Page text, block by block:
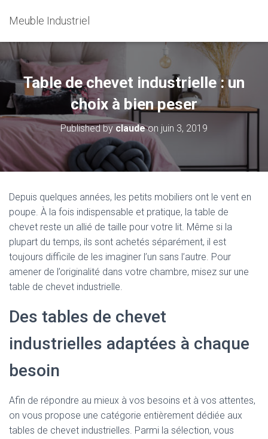
Meuble Industriel
Table de chevet industrielle : un
choix à bien peser
Published by claudeon juin 3, 2019
Depuis quelques années, les petits mobiliers ont le vent en
poupe. À la fois indispensable et pratique, la table de
chevet reste un allié de taille pour votre lit. Même si la
plupart du temps, ils sont achetés séparément, il est
toujours difficile de les imaginer l’un sans l’autre. Pour
amener de l’originalité dans votre chambre, misez sur une
table de chevet industrielle.
Des tables de chevet
industrielles adaptées à chaque
besoin
Afin de répondre au mieux à vos besoins et à vos attentes,
on vous propose une catégorie entièrement dédiée aux
tables de chevet industrielles. Parmi la sélection, vous